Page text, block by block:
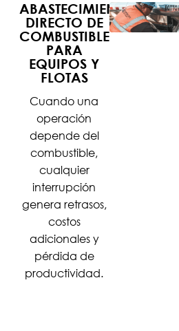
ABASTECIMIENTO
DIRECTO DE
COMBUSTIBLE
PARA
EQUIPOS Y
FLOTAS
Cuando una
operación
depende del
combustible,
cualquier
interrupción
genera retrasos,
costos
adicionales y
pérdida de
productividad.